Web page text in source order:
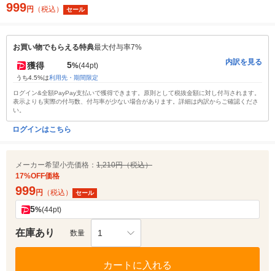
999円 （税込） セール
お買い物でもらえる特典最大付与率7%
獲得 5%(44pt)
うち4.5%は利用先・期間限定
内訳を見る
ログイン&全額PayPay支払いで獲得できます。原則として税抜金額に対し付与されます。
表示よりも実際の付与数、付与率が少ない場合があります。詳細は内訳からご確認くださ
い。
ログインはこちら
メーカー希望小売価格： 1,210円（税込）
17%OFF価格
999円 （税込） セール
5%(44pt)
在庫あり 数量 1
カートに入れる